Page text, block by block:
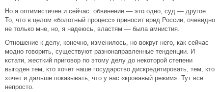
Но я оптимистичен и сейчас: обвинение — это одно, суд — другое.
То, что в целом «болотный процесс» приносит вред России, очевидно
не только мне, но, я надеюсь, властям — была амнистия.
Отношение к делу, конечно, изменилось, но вокруг него, как сейчас
модно говорить, существуют разнонаправленные тенденции. И
кстати, жесткий приговор по этому делу до некоторой степени
выгоден тем, кто хочет наше государство дискредитировать, тем, кто
хочет и дальше показывать, что у нас «кровавый режим». Тут все
непросто.